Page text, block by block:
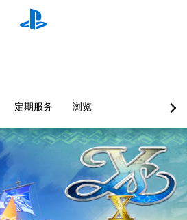
定期服务 浏览